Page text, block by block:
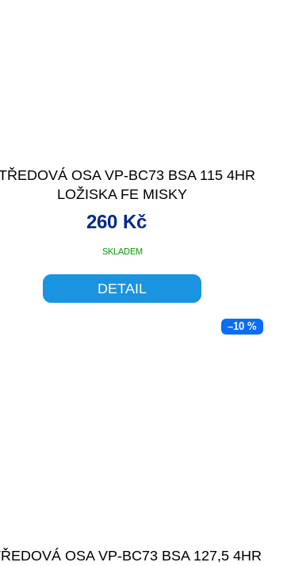
OSA VP-BC73 BSA 115 4HR
LOŽISKA FE MISKY
SKLADEM
260 Kč
DETAIL
–10 %
OSA VP-BC73 BSA 127,5 4HR